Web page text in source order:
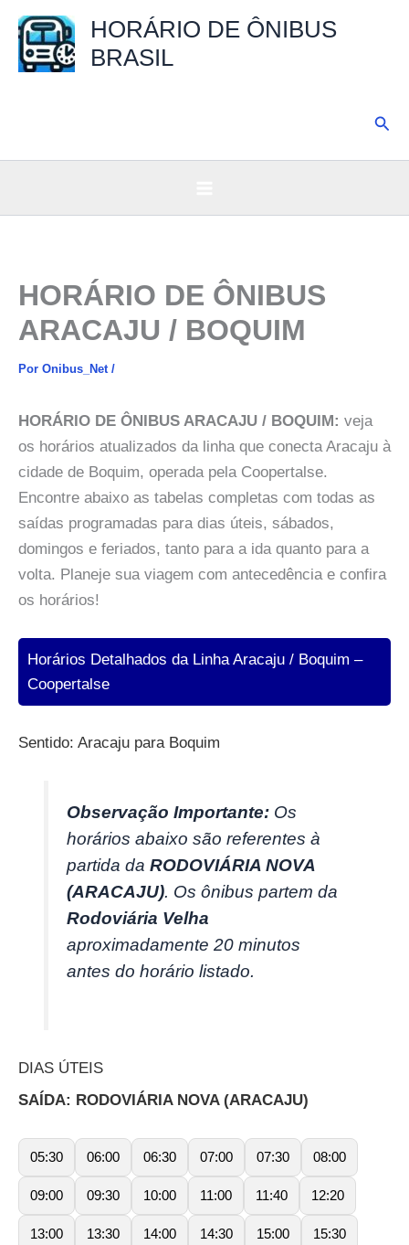
para
HORÁRIO DE ÔNIBUS
BRASIL
HORÁRIO DE ÔNIBUS
ARACAJU / BOQUIM
Por Onibus_Net /
HORÁRIO DE ÔNIBUS ARACAJU / BOQUIM: veja
os horários atualizados da linha que conecta Aracaju à
cidade de Boquim, operada pela Coopertalse.
Encontre abaixo as tabelas completas com todas as
saídas programadas para dias úteis, sábados,
domingos e feriados, tanto para a ida quanto para a
volta. Planeje sua viagem com antecedência e confira
os horários!
Horários Detalhados da Linha Aracaju / Boquim –
Coopertalse
Sentido: Aracaju para Boquim
Observação Importante: Os
horários abaixo são referentes à
partida daRODOVIÁRIA NOVA
(ARACAJU). Os ônibus partem da
Rodoviária Velha
aproximadamente 20 minutos
antes do horário listado.
DIAS ÚTEIS
SAÍDA: RODOVIÁRIA NOVA (ARACAJU)
05:30 06:00 06:30 07:00 07:30 08:00
09:00 09:30 10:00 11:00 11:40 12:20
13:00 13:30 14:00 14:30 15:00 15:30